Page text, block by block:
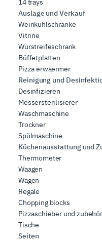
14 trays
Auslage und Verkauf
Weinkühlschränke
Vitrine
Wurstreifeschrank
Büffetplatten
Pizza erwaermer
Reinigung und
Desinfizieren
Messersterilisierer
Waschmaschine
Trockner
Spülmaschine
Küchenausstattung und
Thermometer
Waagen
Wagen
Regale
Chopping blocks
Pizzaschieber und zubehör
Tische
Seiten